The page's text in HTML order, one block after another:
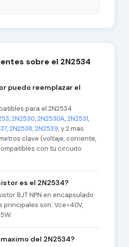
sobre el 2N2534
puedo reemplazar el
para el 2N2534
,2N2530,2N2530A,2N2531,
,2N2538,2N2539, y 2 mas.
clave (voltaje, corriente,
con tu circuito
es el 2N2534?
BJT NPN en encapsulado
principales son: Vce=40V,
del 2N2534?